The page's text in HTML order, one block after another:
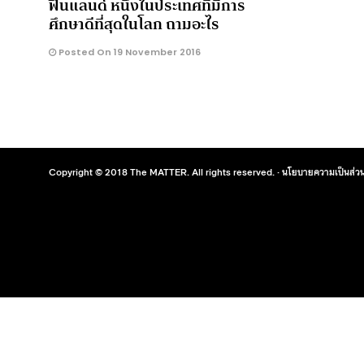
ศึกษาดีที่สุดในโลก ถามอะไร
Posted On 19 November 2016
Copyright © 2018 The MATTER. All rights reserved. ·นโยบายความเป็นส่ว